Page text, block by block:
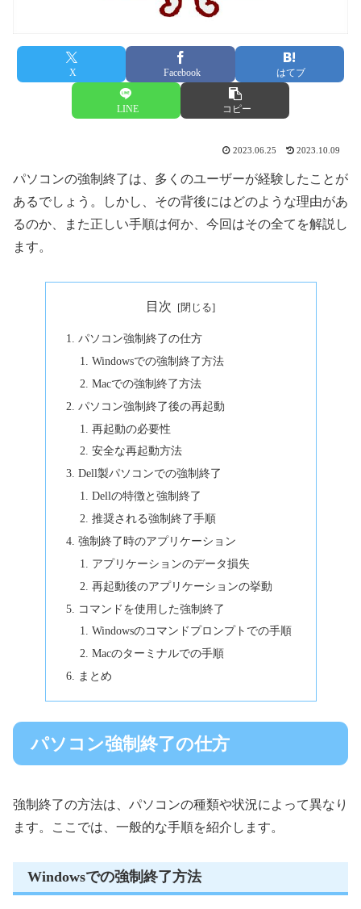
X Facebook はてブ
LINE コピー
2023.06.25 2023.10.09
パソコンの強制終了は、多くのユーザーが経験したことが
あるでしょう。しかし、その背後にはどのような理由があ
るのか、また正しい手順は何か、今回はその全てを解説し
ます。
目次
パソコン強制終了の仕方
Windowsでの強制終了方法
Macでの強制終了方法
パソコン強制終了後の再起動
再起動の必要性
安全な再起動方法
Dell製パソコンでの強制終了
Dellの特徴と強制終了
推奨される強制終了手順
強制終了時のアプリケーション
アプリケーションのデータ損失
再起動後のアプリケーションの挙動
コマンドを使用した強制終了
Windowsのコマンドプロンプトでの手順
Macのターミナルでの手順
まとめ
パソコン強制終了の仕方
強制終了の方法は、パソコンの種類や状況によって異なり
ます。ここでは、一般的な手順を紹介します。
Windowsでの強制終了方法